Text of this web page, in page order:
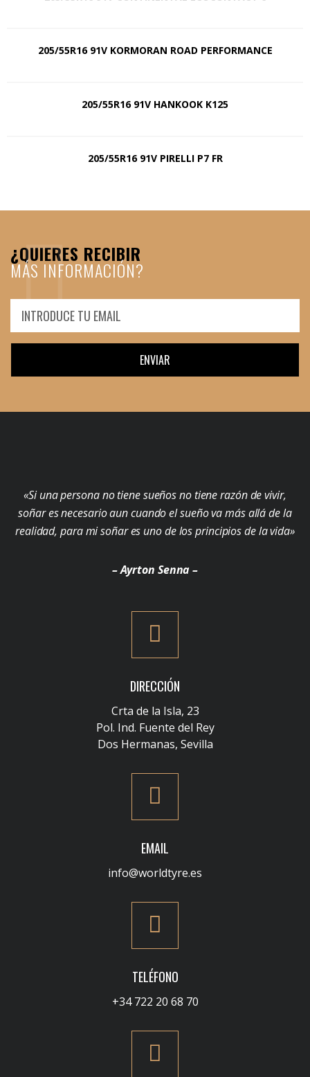
205/55R16 91V KORMORAN ROAD PERFORMANCE
205/55R16 91V HANKOOK K125
205/55R16 91V PIRELLI P7 FR
¿QUIERES RECIBIR
MÁS INFORMACIÓN?
ENVIAR
«Si una persona no tiene sueños no tiene razón de vivir,
soñar es necesario aun cuando el sueño va más allá de la
realidad, para mi soñar es uno de los principios de la vida»
– Ayrton Senna –
DIRECCIÓN
Crta de la Isla, 23
Pol. Ind. Fuente del Rey
Dos Hermanas, Sevilla
EMAIL
info@worldtyre.es
TELÉFONO
+34 722 20 68 70